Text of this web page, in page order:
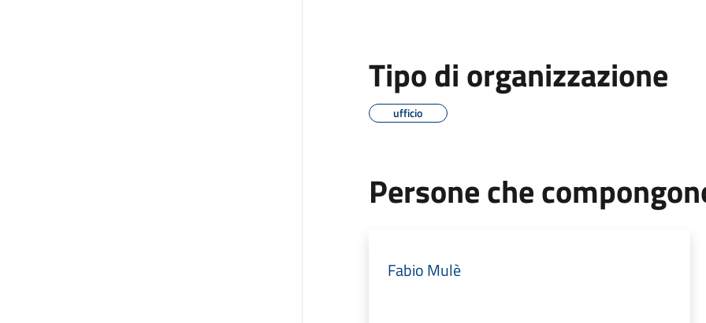
Tipo di organizzazione
ufficio
Persone che
Fabio Mulè